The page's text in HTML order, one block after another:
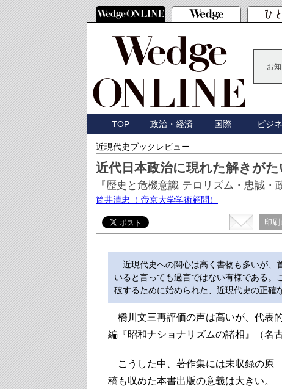
お
TOP 政治・経済 国際 ビジ
近現代史ブックレビュー
近代日本政治に現れた解きがた
『歴史と危機意識 テロリズム・忠誠・
筒井清忠 （ 帝京大学学術顧問）
印
近現代史への関心は高く書物も多いが、
いると言っても過言ではない有様である。
破するために始められた、近現代史の正確
橋川文三再評価の声は高いが、代表
編『昭和ナショナリズムの諸相』（名
こうした中、著作集には未収録の原
稿も収めた本書出版の意義は大きい。